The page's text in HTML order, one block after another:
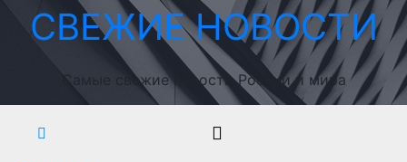
ПерейтиСВЕЖИЕ НОВОСТИ
Самые свежие новости России и мира